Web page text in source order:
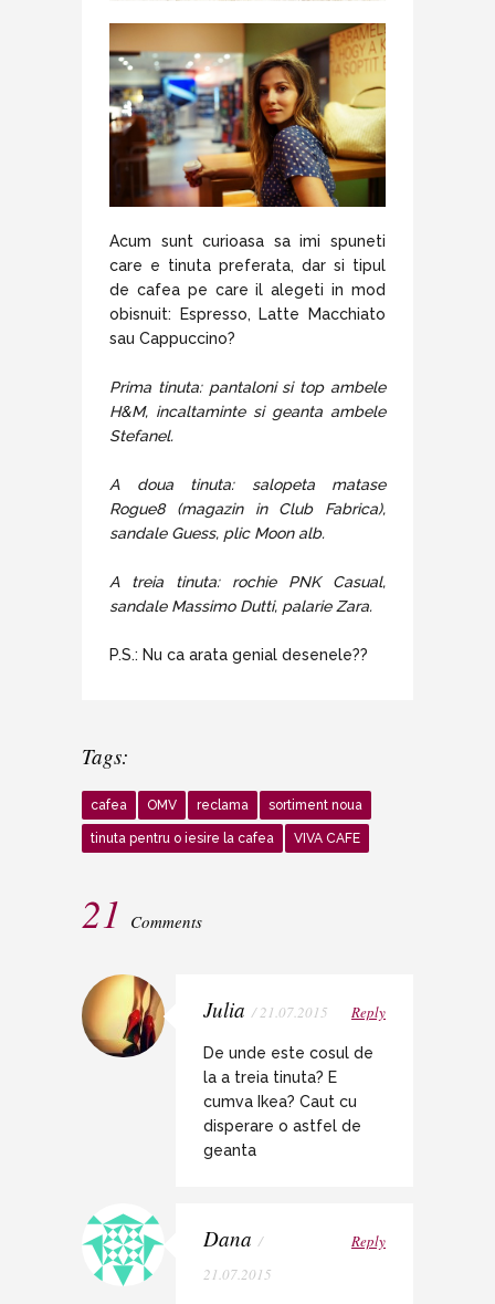
Acum sunt curioasa sa imi spuneti
care e tinuta preferata, dar si tipul
de cafea pe care il alegeti in mod
obisnuit: Espresso, Latte Macchiato
sau Cappuccino?
Prima tinuta: pantaloni si top ambele
H&M, incaltaminte si geanta ambele
Stefanel.
A doua tinuta: salopeta matase
Rogue8 (magazin in Club Fabrica),
sandale Guess, plic Moon alb.
A treia tinuta: rochie PNK Casual,
sandale Massimo Dutti, palarie Zara.
P.S.: Nu ca arata genial desenele??
Tags:
cafea OMV reclama sortiment noua
tinuta pentru o iesire la cafea VIVA CAFE
21 Comments
Julia / 21.07.2015 Reply
De unde este cosul de
la a treia tinuta? E
cumva Ikea? Caut cu
disperare o astfel de
geanta
Dana /
21.07.2015
Reply